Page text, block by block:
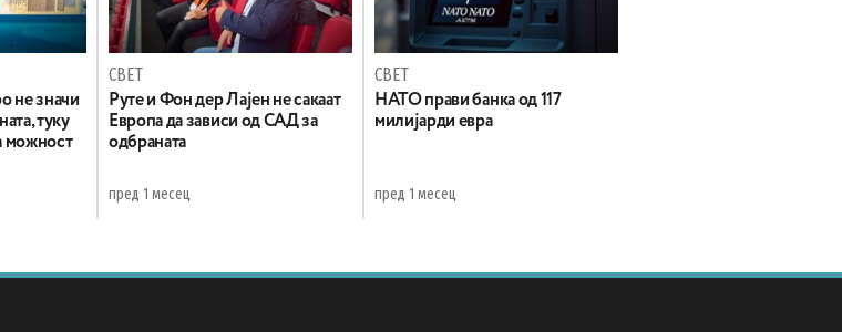
не значи
туку
можност
СВЕТ
Руте и Фон дер Лајен не сакаат
Европа да зависи од САД за
одбраната
пред 1 месец
СВЕТ
НАТО прави банка од 117
милијарди евра
пред 1 месец